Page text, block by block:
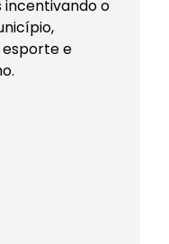
incentivando o
e